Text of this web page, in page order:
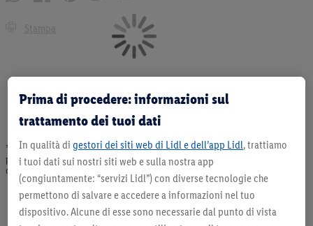
Stampa
* Offerta valida fino ad esaurimento scorte. Tutti i prezzi senza decorazioni. I
prodotti qui reclamizzati, soprattutto quelli non-food, non fanno sempre parte
dell’assortimento. Ill. dimostrativa.
Prima di procedere: informazioni sul
trattamento dei tuoi dati
In qualità di gestori dei siti web di Lidl e dell’app Lidl, trattiamo
i tuoi dati sui nostri siti web e sulla nostra app
(congiuntamente: “servizi Lidl”) con diverse tecnologie che
permettono di salvare e accedere a informazioni nel tuo
dispositivo. Alcune di esse sono necessarie dal punto di vista